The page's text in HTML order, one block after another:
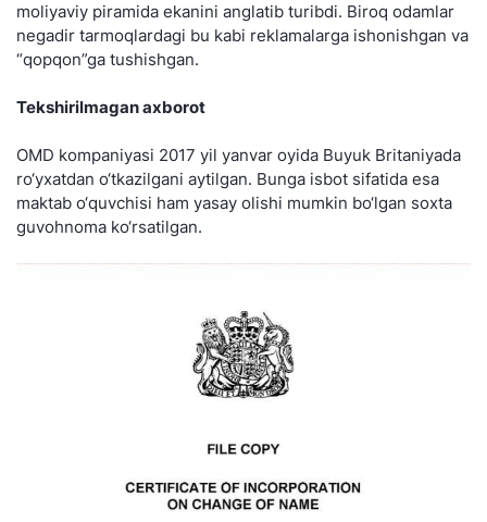
moliyaviy piramida ekanini anglatib turibdi. Biroq odamlar
negadir tarmoqlardagi bu kabi reklamalarga ishonishgan va
“qopqon”ga tushishgan.
Tekshirilmagan axborot
OMD kompaniyasi 2017 yil yanvar oyida Buyuk Britaniyada
ro‘yxatdan o‘tkazilgani aytilgan. Bunga isbot sifatida esa
maktab o‘quvchisi ham yasay olishi mumkin bo‘lgan soxta
guvohnoma ko‘rsatilgan.